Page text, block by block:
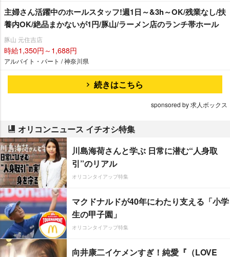
主婦さん活躍中のホールスタッフ!週1日～&3h～OK/残業なし/扶
養内OK/絶品まかないが1円/豚山/ラーメン店のランチ帯ホール
豚山 元住吉店
時給1,350円～1,688円
アルバイト・パート / 神奈川県
続きはこちら
sponsored by 求人ボックス
オリコンニュース イチオシ特集
川島海荷さんと学ぶ 日常に潜む“人身取
引”のリアル
オリコンタイアップ特集
マクドナルドが40年にわたり支える「小学
生の甲子園」
オリコンタイアップ特集
向井康二イケメンすぎ！純愛『（LOVE